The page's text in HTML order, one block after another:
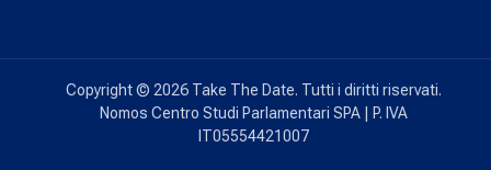
Copyright © 2026 Take The Date. Tutti i diritti riservati.
Nomos Centro Studi Parlamentari SPA | P. IVA
IT05554421007